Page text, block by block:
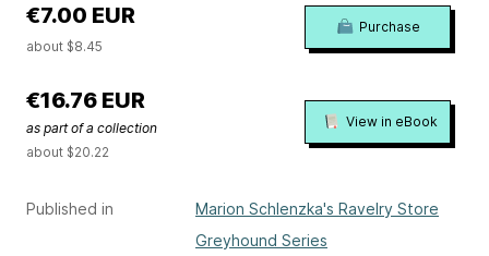
Published in
Marion Schlenzka's Ravelry Store
Greyhound Series
€7.00 EUR
about $8.45
Purchase
€16.76 EUR
as part of a collection
about $20.22
View in eBook